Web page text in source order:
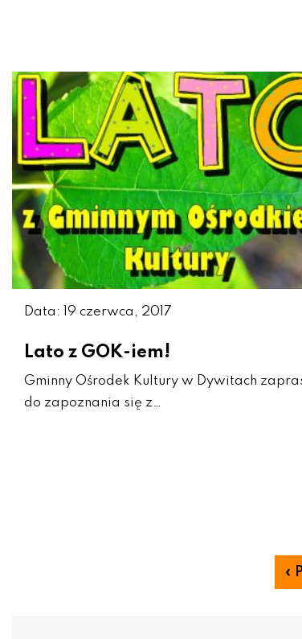
Data: 19 czerwca, 2017
Lato z GOK-iem!
Gminny Ośrodek Kultury w Dywitach
do zapoznania się z…
«